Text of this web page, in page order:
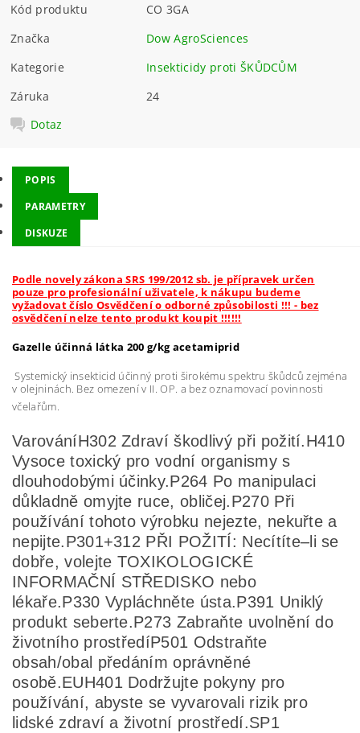
Kód produktu
CO 3GA
Značka
Dow AgroSciences
Kategorie
Insekticidy proti ŠKŮDCŮM
Záruka
24
Dotaz
POPIS
PARAMETRY
DISKUZE
Podle novely zákona SRS 199/2012 sb. je přípravek určen
pouze pro profesionální uživatele, k nákupu budeme
vyžadovat číslo Osvědčení o odborné způsobilosti !!! - bez
osvědčení nelze tento produkt koupit !!!!!!
Gazelle účinná látka 200 g/kg acetamiprid
Systemický insekticid účinný proti širokému spektru škůdců zejména
v olejninách. Bez omezení v II. OP. a bez oznamovací povinnosti
včelařům.
VarováníH302 Zdraví škodlivý při požití.H410
Vysoce toxický pro vodní organismy s
dlouhodobými účinky.P264 Po manipulaci
důkladně omyjte ruce, obličej.P270 Při
používání tohoto výrobku nejezte, nekuřte a
nepijte.P301+312 PŘI POŽITÍ: Necítíte– li se
dobře, volejte TOXIKOLOGICKÉ
INFORMAČNÍ STŘEDISKO nebo
lékaře.P330 Vypláchněte ústa.P391 Uniklý
produkt seberte.P273 Zabraňte uvolnění do
životního prostředíP501 Odstraňte
obsah/obal předáním oprávněné
osobě.EUH401 Dodržujte pokyny pro
používání, abyste se vyvarovali rizik pro
lidské zdravía životní prostředí.SP1